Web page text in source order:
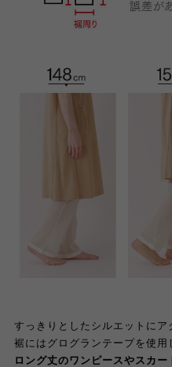
すっきりとしたシルエットにア
裾にはグログランテープを使用
ロング丈のワンピースやスカー